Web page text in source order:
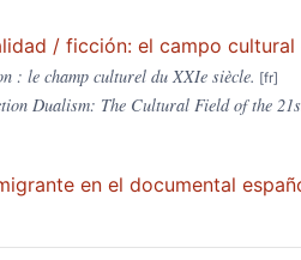
/ ficción: el campo cultural
: le champ culturel du XXIe siècle.
Dualism: The Cultural Field of the
en el documental